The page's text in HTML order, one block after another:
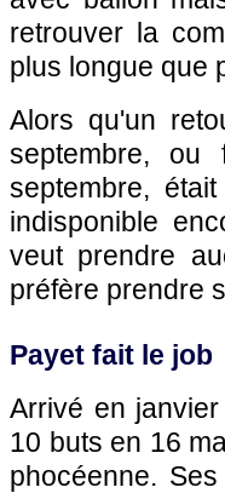
retrouver la
plus longue que
Alors qu'un
septembre,
septembre,
indisponible
veut prendre
préfère prendre
Payet fait le job
Arrivé en
10 buts en 16
phocéenne.